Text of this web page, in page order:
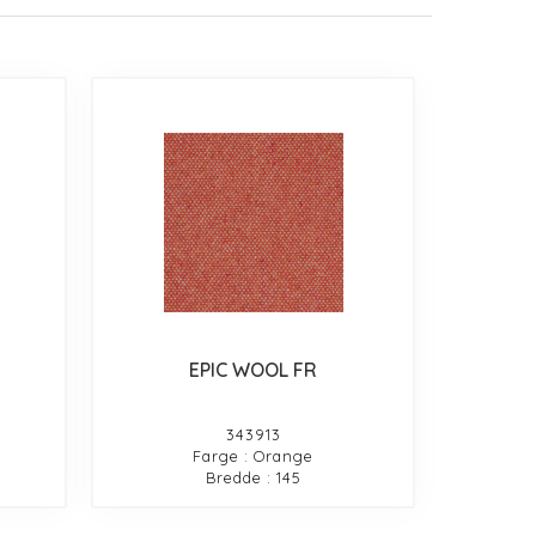
EPIC WOOL FR
343913
Farge : Orange
Bredde : 145